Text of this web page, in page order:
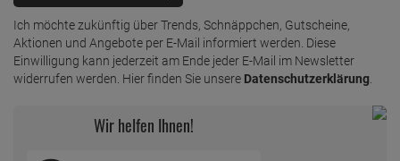
Ich möchte zukünftig über Trends, Schnäppchen, Gutscheine,
Aktionen und Angebote per E-Mail informiert werden. Diese
Einwilligung kann jederzeit am Ende jeder E-Mail im Newsletter
widerrufen werden. Hier finden Sie unsere Datenschutzerklärung
Wir helfen Ihnen!